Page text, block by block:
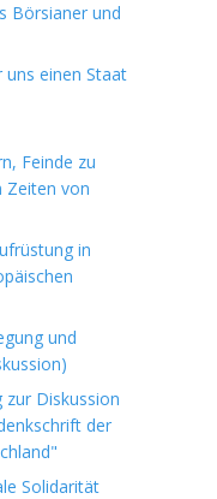
Börsianer und
uns einen Staat
Feinde zu
Zeiten von
in
und
zur Diskussion
der
Solidarität